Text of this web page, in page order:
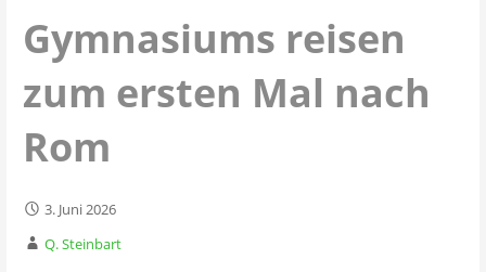
Gymnasiums reisen
zum ersten Mal nach
Rom
3. Juni 2026
Q. Steinbart